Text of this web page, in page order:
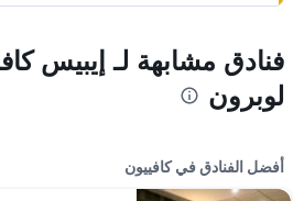
فنادق مشابهة لـ إيبيس
لوبرون
أفضل الفنادق في كافييون